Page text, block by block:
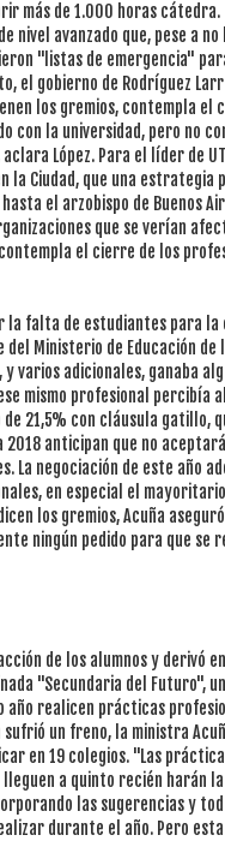
más de 1.000 horas
nivel avanzado que, pese a
"listas de emergencia"
el gobierno de Rodríguez
los gremios, contempla el
con la universidad, pero no
López. Para el líder de
la Ciudad, que una
el arzobispo de Buenos
que se verían
el cierre de los
la falta de estudiantes para
Ministerio de Educación de
varios adicionales, ganaba
mismo profesional percibía
21,5% con cláusula gatillo,
anticipan que no
La negociación de este año
en especial el
los gremios, Acuña
ningún pedido para que
de los alumnos y derivó
"Secundaria del Futuro",
realicen prácticas
un freno, la ministra
en 19 colegios. "Las
a quinto recién harán
las sugerencias y
durante el año. Pero